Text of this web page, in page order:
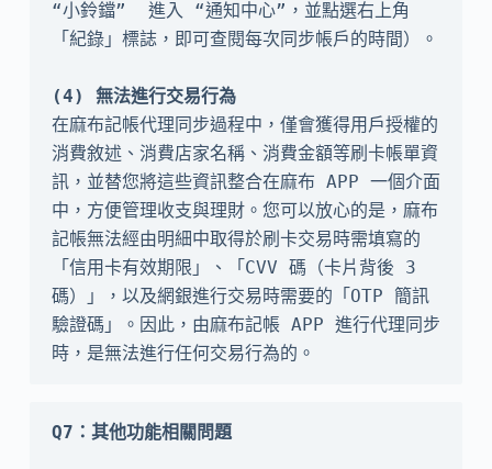
“小鈴鐺”  進入 “通知中心”，並點選右上角
「紀錄」標誌，即可查閱每次同步帳戶的時間）。
(4) 無法進行交易行為
在麻布記帳代理同步過程中，僅會獲得用戶授權的
消費敘述、消費店家名稱、消費金額等刷卡帳單資
訊，並替您將這些資訊整合在麻布 APP 一個介面
中，方便管理收支與理財。您可以放心的是，麻布
記帳無法經由明細中取得於刷卡交易時需填寫的
「信用卡有效期限」、「CVV 碼（卡片背後 3
碼）」，以及網銀進行交易時需要的「OTP 簡訊
驗證碼」。因此，由麻布記帳 APP 進行代理同步
時，是無法進行任何交易行為的。
Q7：其他功能相關問題